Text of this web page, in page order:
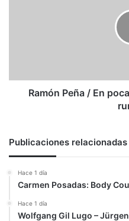
un
rumboRamón Peña / En
Publicaciones relacionadas
Hace 1 día
Carmen Posadas: Body
Hace 1 día
Wolfgang Gil Lugo –